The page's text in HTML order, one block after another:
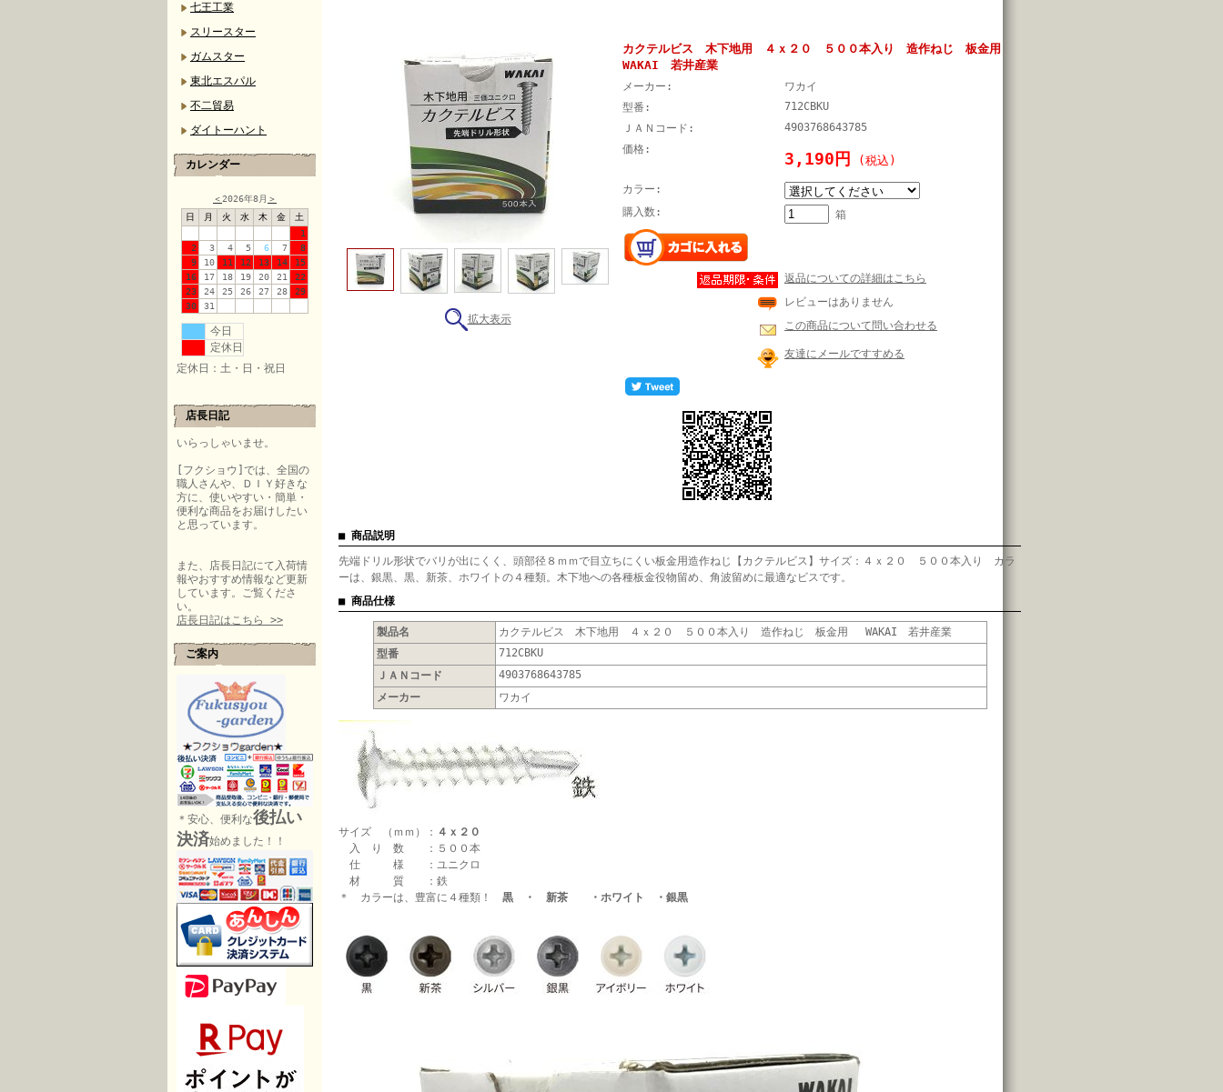
七王工業
スリースター
ガムスター
東北エスパル
不二貿易
ダイトーハント
カレンダー
＜2026年8月 ＞
日
月 火 水 木 金
土
1
2
3 4 5 6 7
8
9
10 11 12 13 14
15
16
17 18 19 20 21
22
23
24 25 26 27 28
29
30
31
今日
定休日
定休日：土・日・祝日
店長日記
いらっしゃいませ。
[フクショウ]では、全国の
職人さんや、ＤＩＹ好きな
方に、使いやすい・簡単・
便利な商品をお届けしたい
と思っています。
また、店長日記にて入荷情
報やおすすめ情報など更新
しています。ご覧くださ
い。
店長日記はこちら >>
ご案内
＊安心、便利な後払い
決済始めました！！
拡大表示
カクテルビス 木下地用 ４ｘ２０ ５００本入り 造作ねじ 板金用
WAKAI 若井産業
メーカー:
ワカイ
型番:
712CBKU
ＪＡＮコード:
4903768643785
価格:
3,190円 (税込)
カラー:
購入数:
箱
返品についての詳細はこちら
レビューはありません
この商品について問い合わせる
友達にメールですすめる
■ 商品説明
先端ドリル形状でバリが出にくく、頭部径８ｍｍで目立ちにくい板金用造作ねじ【カクテルビス】サイズ：４ｘ２０ ５００本入り カラ
ーは、銀黒、黒、新茶、ホワイトの４種類。木下地への各種板金役物留め、角波留めに最適なビスです。
■ 商品仕様
製品名
カクテルビス 木下地用 ４ｘ２０ ５００本入り 造作ねじ 板金用 WAKAI 若井産業
型番
712CBKU
ＪＡＮコード
4903768643785
メーカー
ワカイ
サイズ （ｍｍ）： ４ｘ２０
入 り 数 ：５００本
仕 様 ：ユニクロ
材 質 ：鉄
＊ カラーは、豊富に４種類！ 黒 ・ 新茶 ・ホワイト ・銀黒